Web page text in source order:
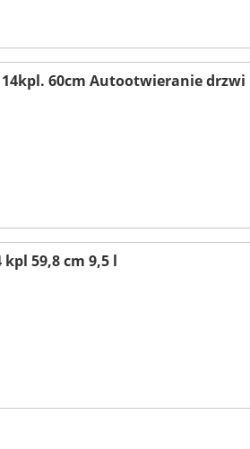
14kpl. 60cm Autootwieranie drzwi
59,8 cm 9,5 l